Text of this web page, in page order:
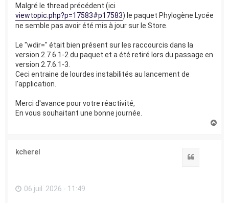
Malgré le thread précédent (ici
viewtopic.php?p=17583#p17583) le paquet Phylogène Lycée
ne semble pas avoir été mis à jour sur le Store.
Le "wdir=" était bien présent sur les raccourcis dans la
version 2.7.6.1-2 du paquet et a été retiré lors du passage en
version 2.7.6.1-3.
Ceci entraine de lourdes instabilités au lancement de
l'application.
Merci d'avance pour votre réactivité,
En vous souhaitant une bonne journée.
kcherel
06 juil. 2026 - 11:49